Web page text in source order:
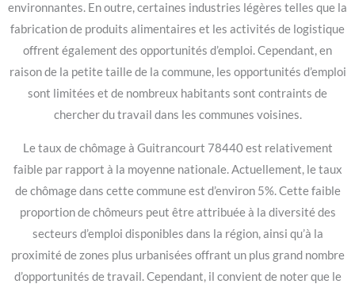
environnantes. En outre, certaines industries légères telles que la
fabrication de produits alimentaires et les activités de logistique
offrent également des opportunités d’emploi. Cependant, en
raison de la petite taille de la commune, les opportunités d’emploi
sont limitées et de nombreux habitants sont contraints de
chercher du travail dans les communes voisines.
Le taux de chômage à Guitrancourt 78440 est relativement
faible par rapport à la moyenne nationale. Actuellement, le taux
de chômage dans cette commune est d’environ 5%. Cette faible
proportion de chômeurs peut être attribuée à la diversité des
secteurs d’emploi disponibles dans la région, ainsi qu’à la
proximité de zones plus urbanisées offrant un plus grand nombre
d’opportunités de travail. Cependant, il convient de noter que le